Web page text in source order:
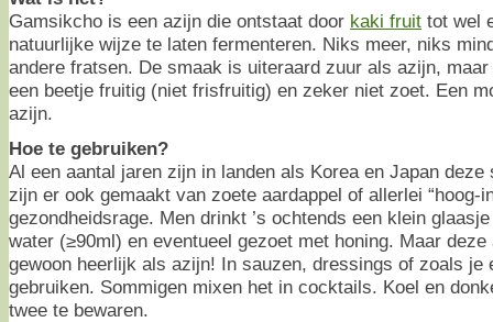
Gamsikcho is een azijn die ontstaat door kaki fruit tot wel
natuurlijke wijze te laten fermenteren. Niks meer, niks
andere fratsen. De smaak is uiteraard zuur als azijn,
een beetje fruitig (niet frisfruitig) en zeker niet zoet. Een
azijn.
Hoe te gebruiken?
Al een aantal jaren zijn in landen als Korea en Japan
zijn er ook gemaakt van zoete aardappel of allerlei “hoog-
gezondheidsrage. Men drinkt ’s ochtends een klein
water (≥90ml) en eventueel gezoet met honing. Maar
gewoon heerlijk als azijn! In sauzen, dressings of zoals je
gebruiken. Sommigen mixen het in cocktails. Koel en
twee te bewaren.